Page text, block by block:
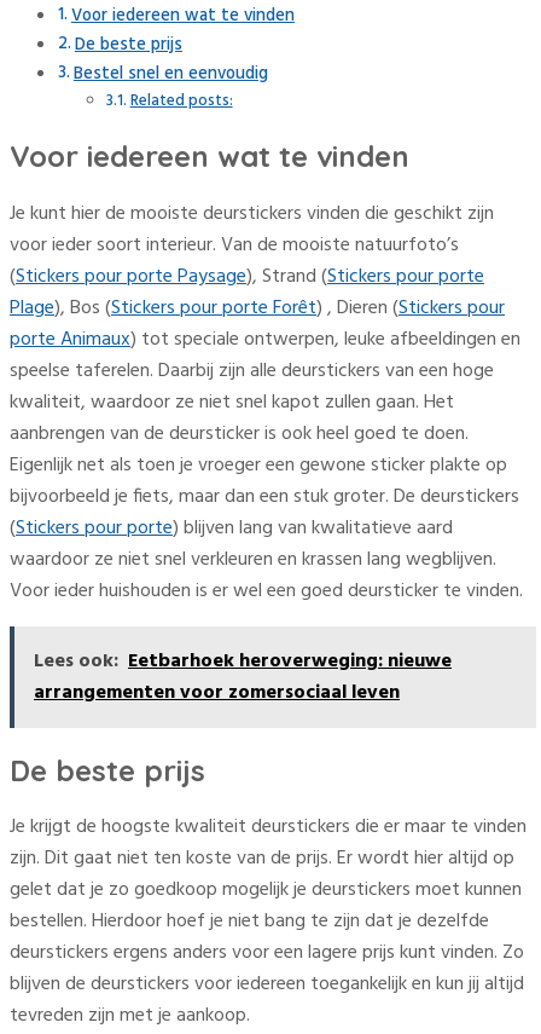
Voor iedereen wat te vinden
De beste prijs
Bestel snel en eenvoudig
Related posts:
Voor iedereen wat te vinden
Je kunt hier de mooiste deurstickers vinden die geschikt zijn
voor ieder soort interieur. Van de mooiste natuurfoto’s
(Stickers pour porte Paysage), Strand (Stickers pour porte
Plage), Bos (Stickers pour porte Forêt) , Dieren (Stickers pour
porte Animaux) tot speciale ontwerpen, leuke afbeeldingen en
speelse taferelen. Daarbij zijn alle deurstickers van een hoge
kwaliteit, waardoor ze niet snel kapot zullen gaan. Het
aanbrengen van de deursticker is ook heel goed te doen.
Eigenlijk net als toen je vroeger een gewone sticker plakte op
bijvoorbeeld je fiets, maar dan een stuk groter. De deurstickers
(Stickers pour porte) blijven lang van kwalitatieve aard
waardoor ze niet snel verkleuren en krassen lang wegblijven.
Voor ieder huishouden is er wel een goed deursticker te vinden.
Lees ook: Eetbarhoek heroverweging: nieuwe
arrangementen voor zomersociaal leven
De beste prijs
Je krijgt de hoogste kwaliteit deurstickers die er maar te vinden
zijn. Dit gaat niet ten koste van de prijs. Er wordt hier altijd op
gelet dat je zo goedkoop mogelijk je deurstickers moet kunnen
bestellen. Hierdoor hoef je niet bang te zijn dat je dezelfde
deurstickers ergens anders voor een lagere prijs kunt vinden. Zo
blijven de deurstickers voor iedereen toegankelijk en kun jij altijd
tevreden zijn met je aankoop.